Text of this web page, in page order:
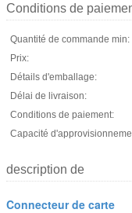
Conditions de
Quantité de commande min:
Prix:
Détails d'emballage:
Délai de livraison:
Conditions de paiement:
Capacité
description de
Connecteur de carte